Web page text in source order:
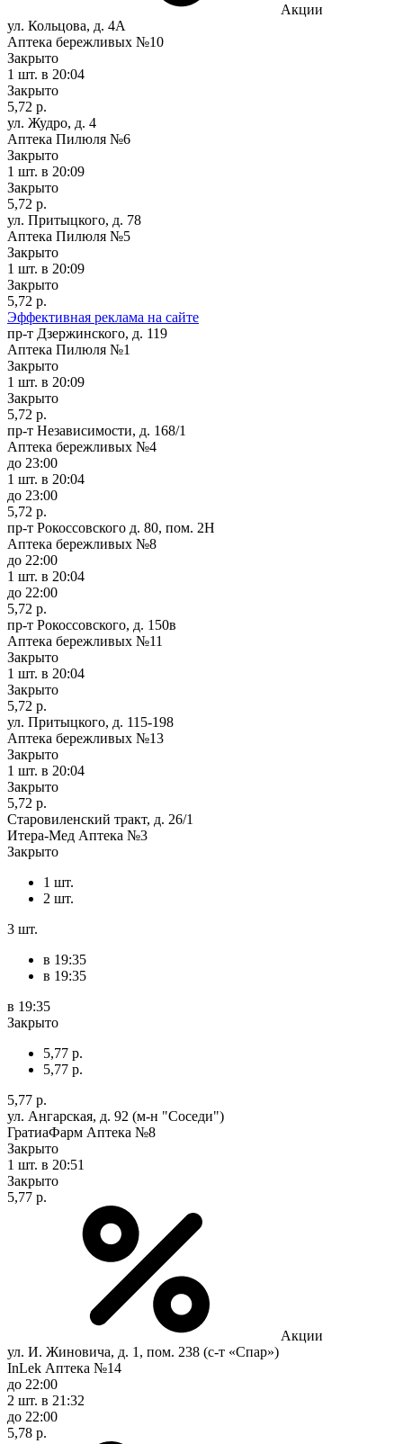
Акции
ул. Кольцова, д. 4А
Аптека бережливых №10
Закрыто
1 шт. в 20:04
Закрыто
5,72 р.
ул. Жудро, д. 4
Аптека Пилюля №6
Закрыто
1 шт. в 20:09
Закрыто
5,72 р.
ул. Притыцкого, д. 78
Аптека Пилюля №5
Закрыто
1 шт. в 20:09
Закрыто
5,72 р.
Эффективная реклама на сайте
пр-т Дзержинского, д. 119
Аптека Пилюля №1
Закрыто
1 шт. в 20:09
Закрыто
5,72 р.
пр-т Независимости, д. 168/1
Аптека бережливых №4
до 23:00
1 шт. в 20:04
до 23:00
5,72 р.
пр-т Рокоссовского д. 80, пом. 2Н
Аптека бережливых №8
до 22:00
1 шт. в 20:04
до 22:00
5,72 р.
пр-т Рокоссовского, д. 150в
Аптека бережливых №11
Закрыто
1 шт. в 20:04
Закрыто
5,72 р.
ул. Притыцкого, д. 115-198
Аптека бережливых №13
Закрыто
1 шт. в 20:04
Закрыто
5,72 р.
Старовиленский тракт, д. 26/1
Итера-Мед Аптека №3
Закрыто
1 шт.
2 шт.
3 шт.
в 19:35
в 19:35
в 19:35
Закрыто
5,77 р.
5,77 р.
5,77 р.
ул. Ангарская, д. 92 (м-н "Соседи")
ГратиаФарм Аптека №8
Закрыто
1 шт. в 20:51
Закрыто
5,77 р.
Акции
ул. И. Жиновича, д. 1, пом. 238 (с-т «Спар»)
InLek Аптека №14
до 22:00
2 шт. в 21:32
до 22:00
5,78 р.